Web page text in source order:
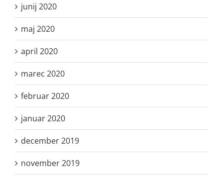
junij 2020
maj 2020
april 2020
marec 2020
februar 2020
januar 2020
december 2019
november 2019